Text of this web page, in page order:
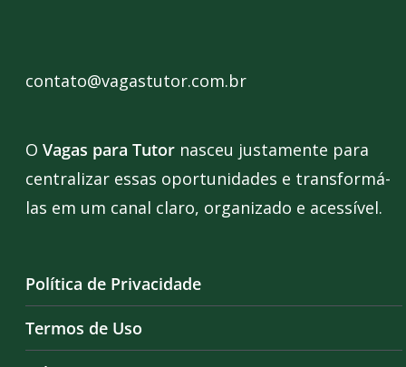
contato@vagastutor.com.br
O Vagas para Tutor nasceu justamente para
centralizar essas oportunidades e transformá-
las em um canal claro, organizado e acessível.
Política de Privacidade
Termos de Uso